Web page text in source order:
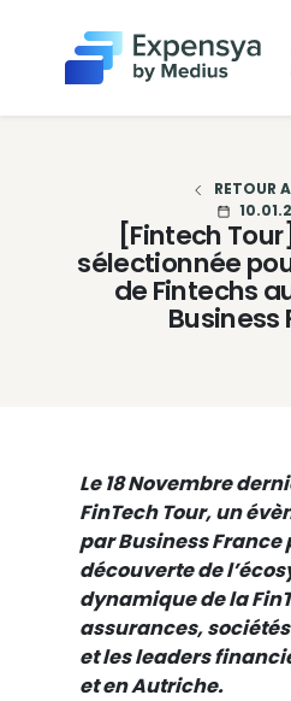
RETOUR
[Fintech
sélectionnée
de Fintechs
Business
Le 18 Novembre
FinTech Tour, un
par Business France
découverte de
dynamique de la
assurances,
et les leaders
et en Autriche.